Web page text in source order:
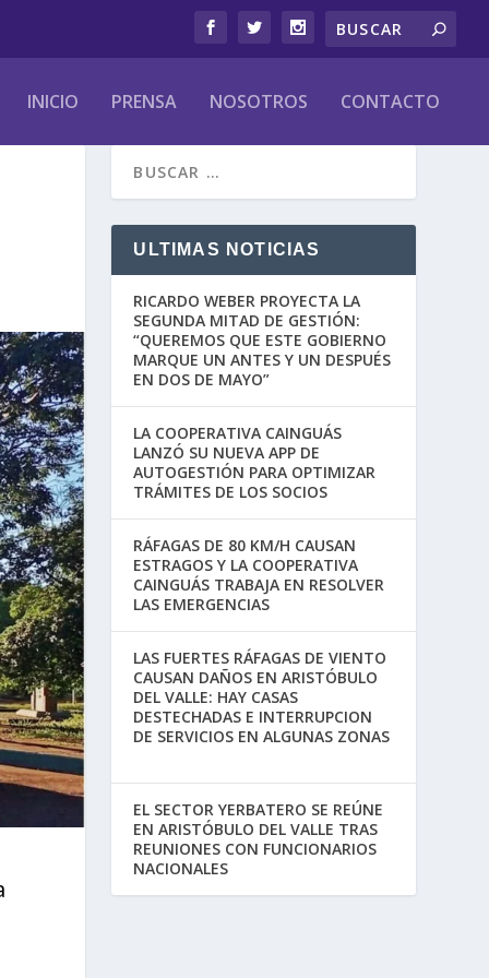
INICIO PRENSA NOSOTROS CONTACTO
ULTIMAS NOTICIAS
RICARDO WEBER PROYECTA LA
SEGUNDA MITAD DE GESTIÓN:
“QUEREMOS QUE ESTE GOBIERNO
MARQUE UN ANTES Y UN DESPUÉS
EN DOS DE MAYO”
LA COOPERATIVA CAINGUÁS
LANZÓ SU NUEVA APP DE
AUTOGESTIÓN PARA OPTIMIZAR
TRÁMITES DE LOS SOCIOS
RÁFAGAS DE 80 KM/H CAUSAN
ESTRAGOS Y LA COOPERATIVA
CAINGUÁS TRABAJA EN RESOLVER
LAS EMERGENCIAS
LAS FUERTES RÁFAGAS DE VIENTO
CAUSAN DAÑOS EN ARISTÓBULO
DEL VALLE: HAY CASAS
DESTECHADAS E INTERRUPCION
DE SERVICIOS EN ALGUNAS ZONAS
EL SECTOR YERBATERO SE REÚNE
EN ARISTÓBULO DEL VALLE TRAS
REUNIONES CON FUNCIONARIOS
NACIONALES